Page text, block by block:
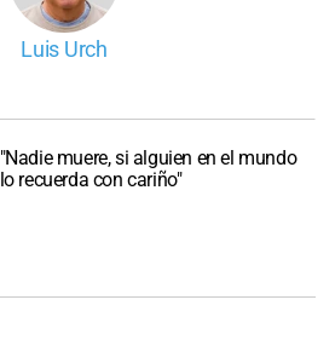
Luis Urch
"Nadie muere, si alguien en el mundo
lo recuerda con cariño"